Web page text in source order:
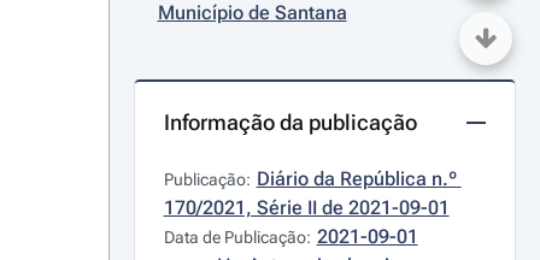
Município de Santana
Informação da publicação
Publicação: Diário da República n.º
170/2021, Série II de 2021-09-01
Data de Publicação: 2021-09-01